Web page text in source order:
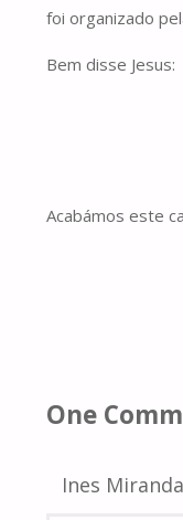
foi organizado
Bem disse Jesus:
Acabámos este
One
Ines